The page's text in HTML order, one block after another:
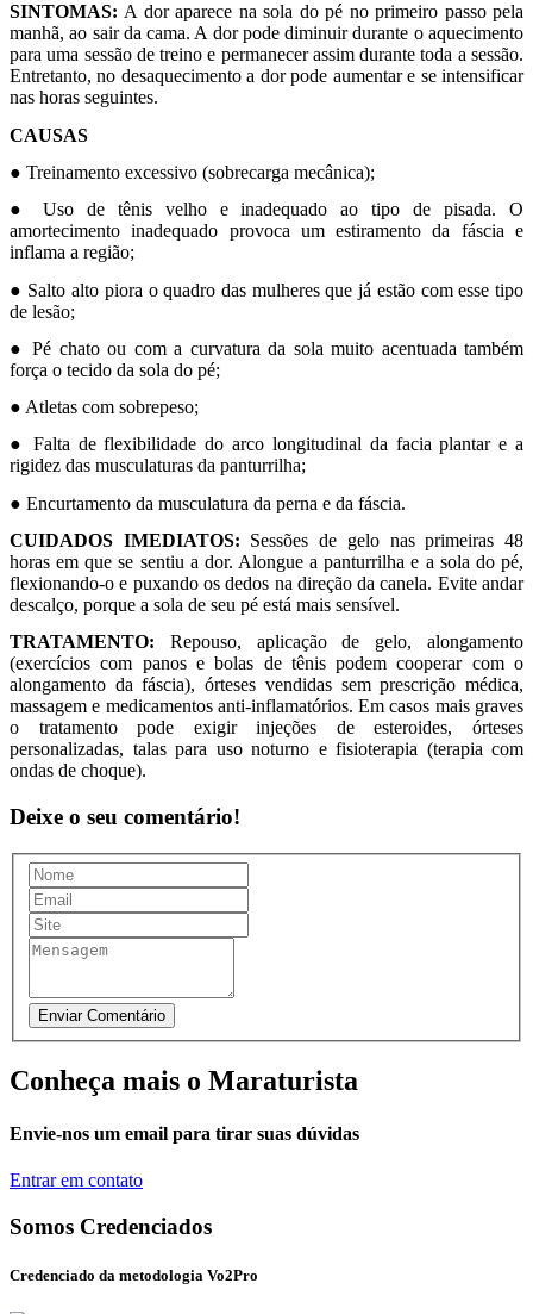
SINTOMAS: A dor aparece na sola do pé no primeiro passo pela
manhã, ao sair da cama. A dor pode diminuir durante o aquecimento
para uma sessão de treino e permanecer assim durante toda a sessão.
Entretanto, no desaquecimento a dor pode aumentar e se intensificar
nas horas seguintes.
CAUSAS
● Treinamento excessivo (sobrecarga mecânica);
● Uso de tênis velho e inadequado ao tipo de pisada. O
amortecimento inadequado provoca um estiramento da fáscia e
inflama a região;
● Salto alto piora o quadro das mulheres que já estão com esse tipo
de lesão;
● Pé chato ou com a curvatura da sola muito acentuada também
força o tecido da sola do pé;
● Atletas com sobrepeso;
● Falta de flexibilidade do arco longitudinal da facia plantar e a
rigidez das musculaturas da panturrilha;
● Encurtamento da musculatura da perna e da fáscia.
CUIDADOS IMEDIATOS: Sessões de gelo nas primeiras 48
horas em que se sentiu a dor. Alongue a panturrilha e a sola do pé,
flexionando-o e puxando os dedos na direção da canela. Evite andar
descalço, porque a sola de seu pé está mais sensível.
TRATAMENTO: Repouso, aplicação de gelo, alongamento
(exercícios com panos e bolas de tênis podem cooperar com o
alongamento da fáscia), órteses vendidas sem prescrição médica,
massagem e medicamentos anti-inflamatórios. Em casos mais graves
o tratamento pode exigir injeções de esteroides, órteses
personalizadas, talas para uso noturno e fisioterapia (terapia com
ondas de choque).
Deixe o seu comentário!
Conheça mais o Maraturista
Envie-nos um email para tirar suas dúvidas
Entrar em contato
Somos Credenciados
Credenciado da metodologia Vo2Pro